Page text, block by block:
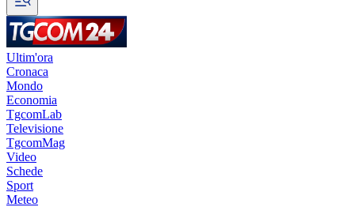
Ultim'ora
Cronaca
Mondo
Economia
TgcomLab
Televisione
TgcomMag
Video
Schede
Sport
Meteo